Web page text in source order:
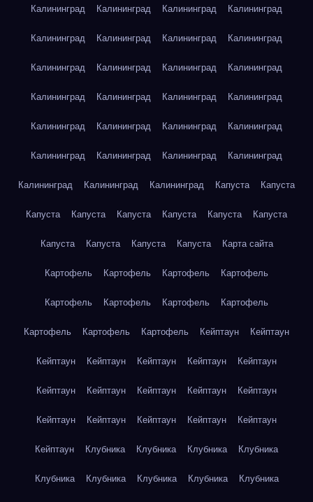
Калининград Калининград Калининград Калининград
Калининград Калининград Калининград Калининград
Калининград Калининград Калининград Калининград
Калининград Калининград Калининград Калининград
Калининград Калининград Калининград Калининград
Калининград Калининград Калининград Калининград
Калининград Калининград Калининград Капуста Капуста
Капуста Капуста Капуста Капуста Капуста Капуста
Капуста Капуста Капуста Капуста Карта сайта
Картофель Картофель Картофель Картофель
Картофель Картофель Картофель Картофель
Картофель Картофель Картофель Кейптаун Кейптаун
Кейптаун Кейптаун Кейптаун Кейптаун Кейптаун
Кейптаун Кейптаун Кейптаун Кейптаун Кейптаун
Кейптаун Кейптаун Кейптаун Кейптаун Кейптаун
Кейптаун Клубника Клубника Клубника Клубника
Клубника Клубника Клубника Клубника Клубника